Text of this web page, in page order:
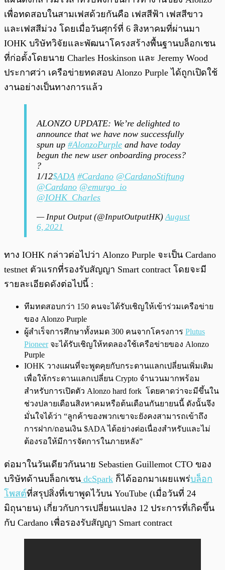
เพื่อทดสอบในสามเฟสด้วยกันคือ เฟสสีฟ้า เฟสสีขาว
และเฟสสีม่วง โดยเมื่อวันศุกร์ที่ 6 สิงหาคมที่ผ่านมา
IOHK บริษัทวิจัยและพัฒนาโครงสร้างพื้นฐานบล็อกเชน
ที่ก่อตั้งโดยนาย Charles Hoskinson และ Jeremy Wood
ประกาศว่า เครือข่ายทดสอบ Alonzo Purple ได้ถูกเปิดใช้
งานอย่างเป็นทางการแล้ว
ALONZO UPDATE: We’re delighted to
announce that we have now successfully
spun up #AlonzoPurple and have today
begun the new user onboarding process?
?
1/12$ADA #Cardano @CardanoStiftung
@Cardano @emurgo_io
@IOHK_Charles
— Input Output (@InputOutputHK)August
6, 2021
ทาง IOHK กล่าวต่อไปว่า Alonzo Purple จะเป็น Cardano
testnet ตัวแรกที่รองรับสัญญา Smart contract โดยจะมี
รายละเอียดดังต่อไปนี้ :
ทีมทดสอบกว่า 150 คนจะได้รับเชิญให้เข้าร่วมเครือข่าย
ของ Alonzo Purple
ผู้สำเร็จการศึกษาทั้งหมด 300 คนจากโครงการ Plutus
Pioneerจะได้รับเชิญให้ทดลองใช้เครือข่ายของ Alonzo
Purple
IOHK วางแผนที่จะพูดคุยกับกระดานแลกเปลี่ยนเพิ่มเติม
เพื่อให้กระดานแลกเปลี่ยน Crypto จำนวนมากพร้อม
สำหรับการเปิดตัว Alonzo hard fork โดยคาดว่าจะมีขึ้นใน
ช่วงปลายเดือนสิงหาคมหรือต้นเดือนกันยายนนี้ ดังนั้นจึง
มั่นใจได้ว่า “ลูกค้าของพวกเขาจะยังคงสามารถเข้าถึง
การฝาก/ถอนเงิน $ADA ได้อย่างต่อเนื่องสำหรับและไม่
ต้องรอให้มีการจัดการในภายหลัง”
ต่อมาในวันเดียวกันนาย Sebastien Guillemot CTO ของ
บริษัทด้านบล็อกเชน dcSpark ก็ได้ออกมาเผยแพร่บล็อก
โพสต์ที่สรุปสิ่งที่เขาพูดไว้บน YouTube (เมื่อวันที่ 24
มิถุนายน) เกี่ยวกับการเปลี่ยนแปลง 12 ประการที่เกิดขึ้น
กับ Cardano เพื่อรองรับสัญญา Smart contract